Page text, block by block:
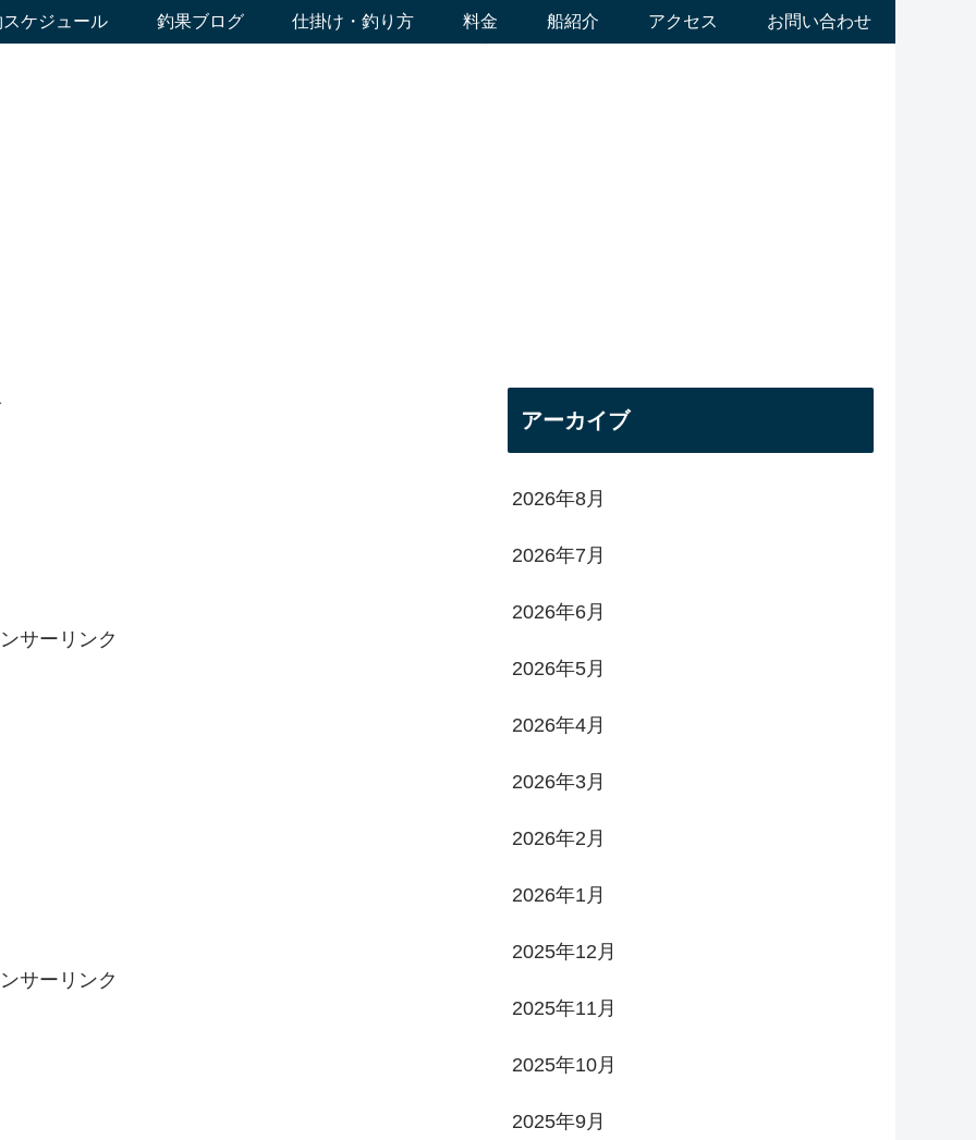
ケジュール 釣果ブログ 仕掛け・釣り方 料金 船紹介 アクセス お問い合わせ
サーリンク
サーリンク
アーカイブ
2026年8月
2026年7月
2026年6月
2026年5月
2026年4月
2026年3月
2026年2月
2026年1月
2025年12月
2025年11月
2025年10月
2025年9月